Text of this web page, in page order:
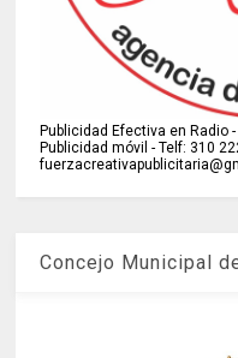
Publicidad Efectiva en Radio
Publicidad móvil - Telf: 310
Concejo Municipal